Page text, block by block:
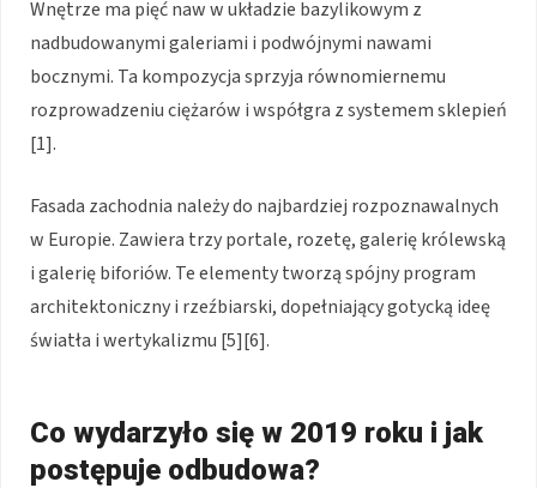
Wnętrze ma pięć naw w układzie bazylikowym z
nadbudowanymi galeriami i podwójnymi nawami
bocznymi. Ta kompozycja sprzyja równomiernemu
rozprowadzeniu ciężarów i współgra z systemem sklepień
[1].
Fasada zachodnia należy do najbardziej rozpoznawalnych
w Europie. Zawiera trzy portale, rozetę, galerię królewską
i galerię biforiów. Te elementy tworzą spójny program
architektoniczny i rzeźbiarski, dopełniający gotycką ideę
światła i wertykalizmu [5][6].
Co wydarzyło się w 2019 roku i jak
postępuje odbudowa?